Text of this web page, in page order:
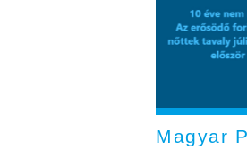
Magyar